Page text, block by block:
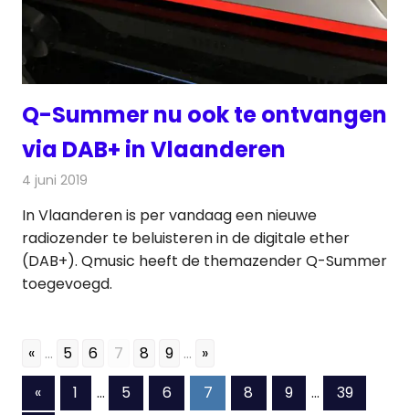
Q-Summer nu ook te ontvangen
via DAB+ in Vlaanderen
4 juni 2019
In Vlaanderen is per vandaag een nieuwe
radiozender te beluisteren in de digitale ether
(DAB+). Qmusic heeft de themazender Q-Summer
toegevoegd.
« ... 5 6 7 8 9 ... »
Berichten
«Vorige1 … 5 6 7 8 9 … 39